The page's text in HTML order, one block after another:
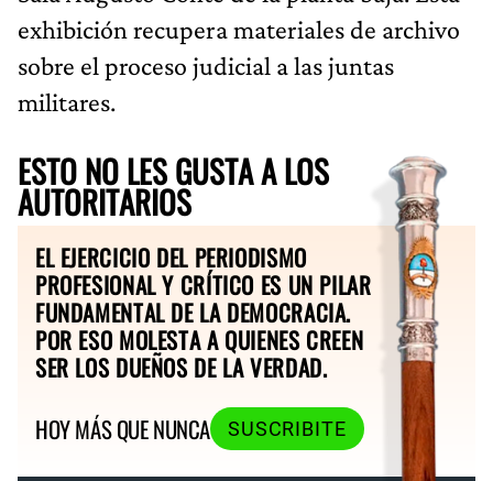
exhibición recupera materiales de archivo
sobre el proceso judicial a las juntas
militares.
ESTO NO LES GUSTA A LOS
AUTORITARIOS
EL EJERCICIO DEL PERIODISMO
PROFESIONAL Y CRÍTICO ES UN PILAR
FUNDAMENTAL DE LA DEMOCRACIA.
POR ESO MOLESTA A QUIENES CREEN
SER LOS DUEÑOS DE LA VERDAD.
HOY MÁS QUE NUNCA
SUSCRIBITE